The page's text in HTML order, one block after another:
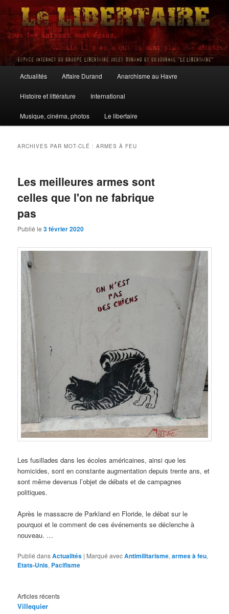
Aller
contenu
principal
Aller
contenu
secondaire
Le Libertaire
principal
Actualités Affaire Durand Anarchisme au Havre
Histoire et littérature International
Musique, cinéma, photos Le libertaire
ARCHIVES PAR MOT-CLÉ :ARMES À FEU
Les meilleures armes sont
celles que l'on ne fabrique
pas
Publié le3 février 2020
Les fusillades dans les écoles américaines, ainsi que les
homicides, sont en constante augmentation depuis trente ans, et
sont même devenus l’objet de débats et de campagnes
politiques.
Après le massacre de Parkland en Floride, le débat sur le
pourquoi et le comment de ces événements se déclenche à
nouveau. …
Publié dansActualités | Marqué avecAntimilitarisme,armes à feu,
Etats-Unis, Pacifisme
Articles récents
Villequier